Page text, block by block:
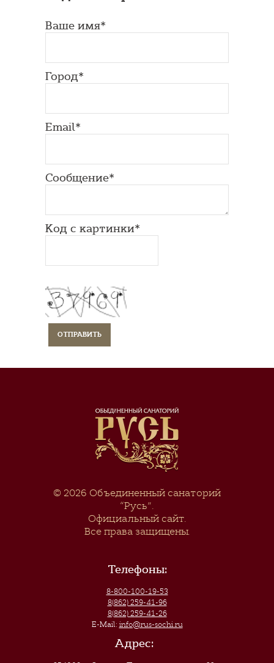
Ваше имя*
Город*
Email*
Сообщение*
Код с картинки*
© 2026 Объединенный санаторий
“Русь”.
Официальный сайт.
Все права защищены.
Телефоны:
8-800-100-19-53
8(862) 259-41-96
8(862) 259-41-26
E-Mail: info@rus-sochi.ru
Адрес: